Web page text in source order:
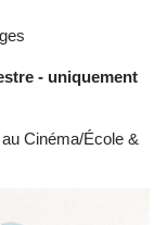
- uniquement
Cinéma/École &